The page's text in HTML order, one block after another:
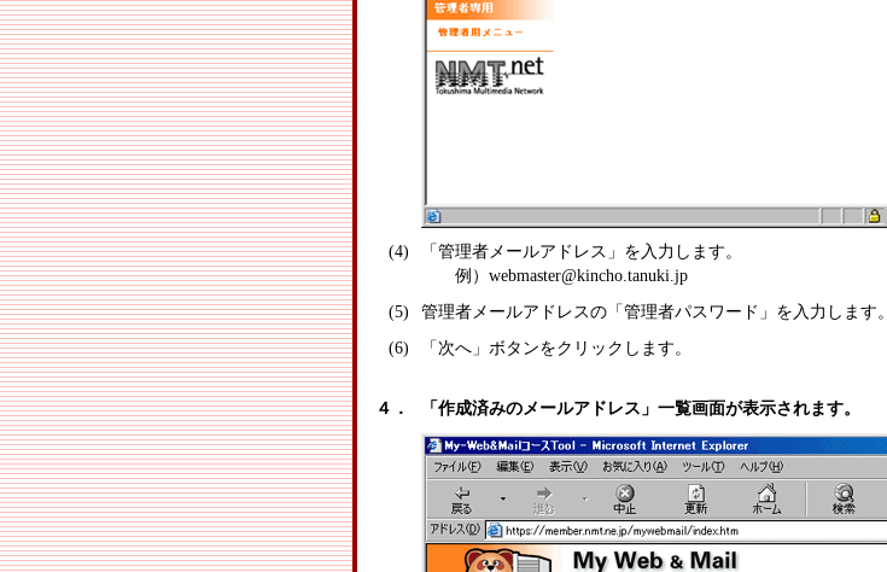
(4)
「管理者メールアドレス」を入力します。
例）webmaster@kincho.tanuki.jp
(5)
管理者メールアドレスの「管理者パスワード」を入力します。
(6)
「次へ」ボタンをクリックします。
４． 「作成済みのメールアドレス」一覧画面が表示されます。